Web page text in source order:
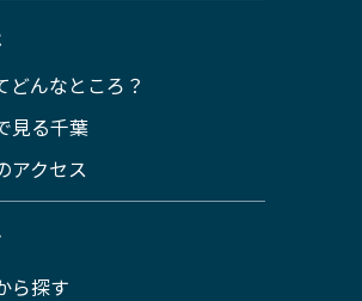
どんなところ？
見る千葉
アクセス
ら探す